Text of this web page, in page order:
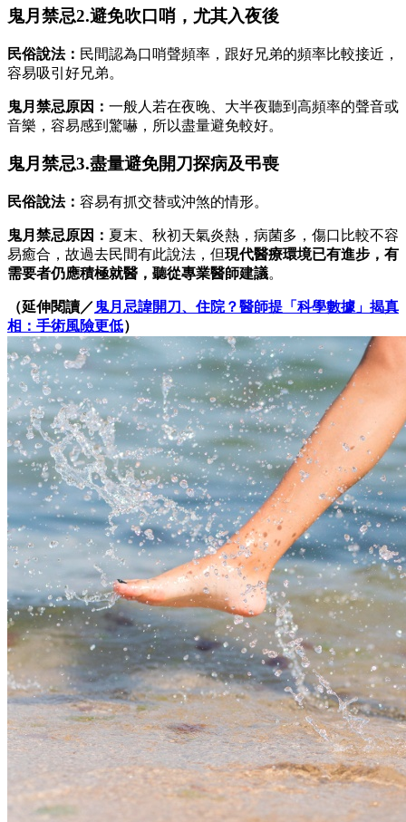
鬼月禁忌2.避免吹口哨，尤其入夜後
民俗說法： 民間認為口哨聲頻率，跟好兄弟的頻率比較接近，
容易吸引好兄弟。
鬼月禁忌原因： 一般人若在夜晚、大半夜聽到高頻率的聲音或
音樂，容易感到驚嚇，所以盡量避免較好。
鬼月禁忌3.盡量避免開刀探病及弔喪
民俗說法： 容易有抓交替或沖煞的情形。
鬼月禁忌原因： 夏末、秋初天氣炎熱，病菌多，傷口比較不容
易癒合，故過去民間有此說法，但現代醫療環境已有進步，有
需要者仍應積極就醫，聽從專業醫師建議。
（延伸閱讀／鬼月忌諱開刀、住院？醫師提「科學數據」揭真
相：手術風險更低）